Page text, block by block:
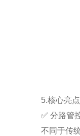
5.核心亮
✅ 分路管
不同于传